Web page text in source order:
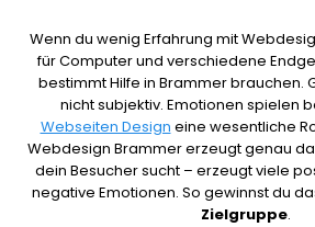
Wenn du wenig Erfahrung mit
für Computer und verschiedene
bestimmt Hilfe in Brammer brauchen.
nicht subjektiv. Emotionen spielen
Webseiten Design eine wesentliche
Webdesign Brammer erzeugt genau
dein Besucher sucht – erzeugt viele
negative Emotionen. So gewinnst du
Zielgruppe.